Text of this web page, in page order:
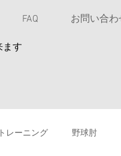
FAQ お問い合わ
ます
トレーニング 野球肘